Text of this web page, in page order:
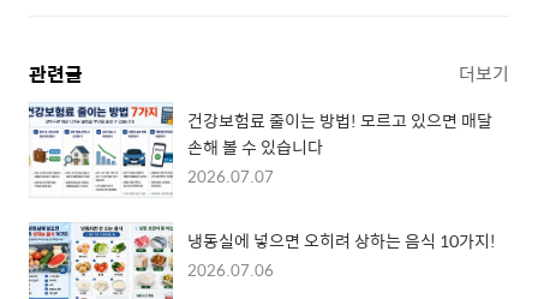
관련글 더보기
건강보험료 줄이는 방법! 모르고 있으면 매달
손해 볼 수 있습니다
2026.07.07
냉동실에 넣으면 오히려 상하는 음식 10가지!
2026.07.06